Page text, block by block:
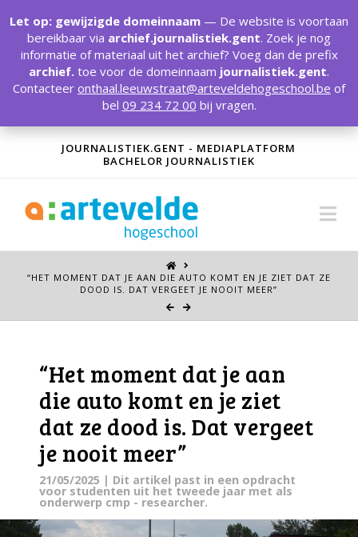
JOURNALISTIEK.GENT - MEDIAPLATFORM
BACHELOR JOURNALISTIEK
“HET MOMENT DAT JE AAN DIE AUTO KOMT EN JE ZIET DAT ZE
DOOD IS. DAT VERGEET JE NOOIT MEER”
“Het moment dat je aan
die auto komt en je ziet
dat ze dood is. Dat vergeet
je nooit meer”
21/05/2025 | Dit artikel past in een opdracht
voor studenten uit het tweede jaar met als
onderwerp cmp - researcher.
Let op: gewijzigde domeinnaam — De website is voortaan
bereikbaar via archief.journalistiek.gent. Zoek je nog
informatie of materiaal uit het archief? Voeg dan de prefix
archief. toe voor de domeinnaam journalistiek.gent.
Contacteer onthaal.leeuwstraat@arteveldehogeschool.be of
bel 09 234 72 00 bij vragen.